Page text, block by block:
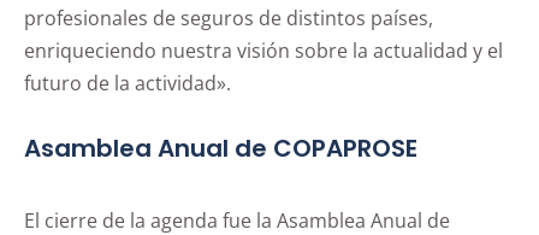
profesionales de seguros de distintos países,
enriqueciendo nuestra visión sobre la actualidad y el
futuro de la actividad».
Asamblea Anual de COPAPROSE
El cierre de la agenda fue la Asamblea Anual de